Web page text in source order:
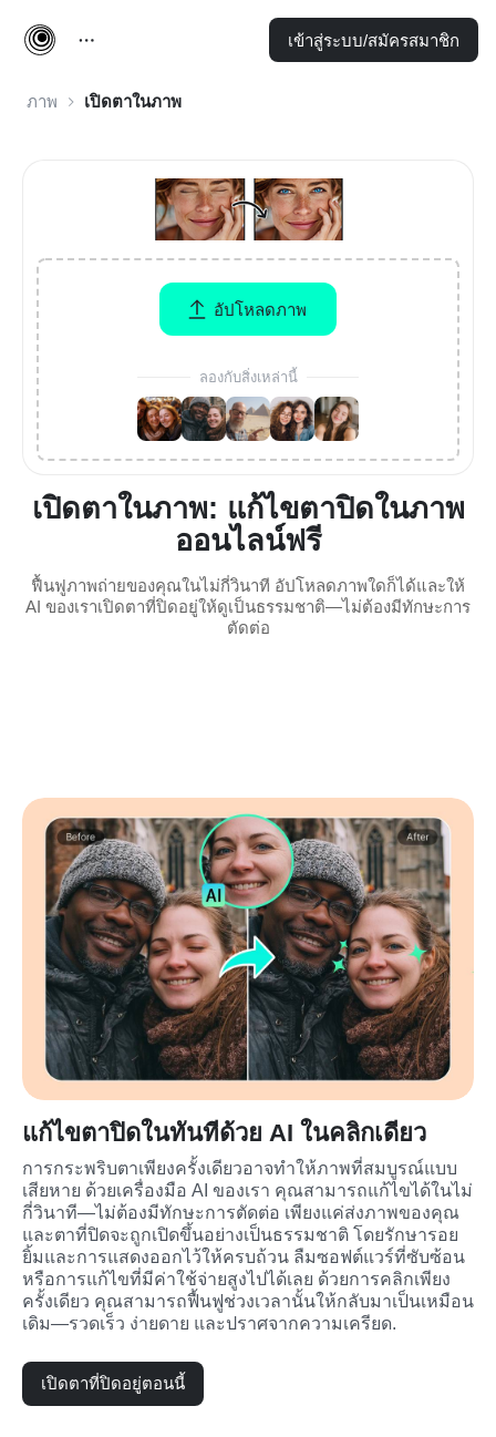
เข้าสู่ระบบ/สมัครสมาชิก
ภาพ เปิดตาในภาพ
เปิดตาในภาพ: แก้ไขตาปิดในภาพ
ออนไลน์ฟรี
ฟื้นฟูภาพถ่ายของคุณในไม่กี่วินาที อัปโหลดภาพใดก็ได้และให้
AI ของเราเปิดตาที่ปิดอยู่ให้ดูเป็นธรรมชาติ—ไม่ต้องมีทักษะการ
ตัดต่อ
อัปโหลดภาพ
ลองกับสิ่งเหล่านี้
แก้ไขตาปิดในทันทีด้วย AI ในคลิกเดียว
การกระพริบตาเพียงครั้งเดียวอาจทำให้ภาพที่สมบูรณ์แบบ
เสียหาย ด้วยเครื่องมือ AI ของเรา คุณสามารถแก้ไขได้ในไม่
กี่วินาที—ไม่ต้องมีทักษะการตัดต่อ เพียงแค่ส่งภาพของคุณ
และตาที่ปิดจะถูกเปิดขึ้นอย่างเป็นธรรมชาติ โดยรักษารอย
ยิ้มและการแสดงออกไว้ให้ครบถ้วน ลืมซอฟต์แวร์ที่ซับซ้อน
หรือการแก้ไขที่มีค่าใช้จ่ายสูงไปได้เลย ด้วยการคลิกเพียง
ครั้งเดียว คุณสามารถฟื้นฟูช่วงเวลานั้นให้กลับมาเป็นเหมือน
เดิม—รวดเร็ว ง่ายดาย และปราศจากความเครียด.
เปิดตาที่ปิดอยู่ตอนนี้